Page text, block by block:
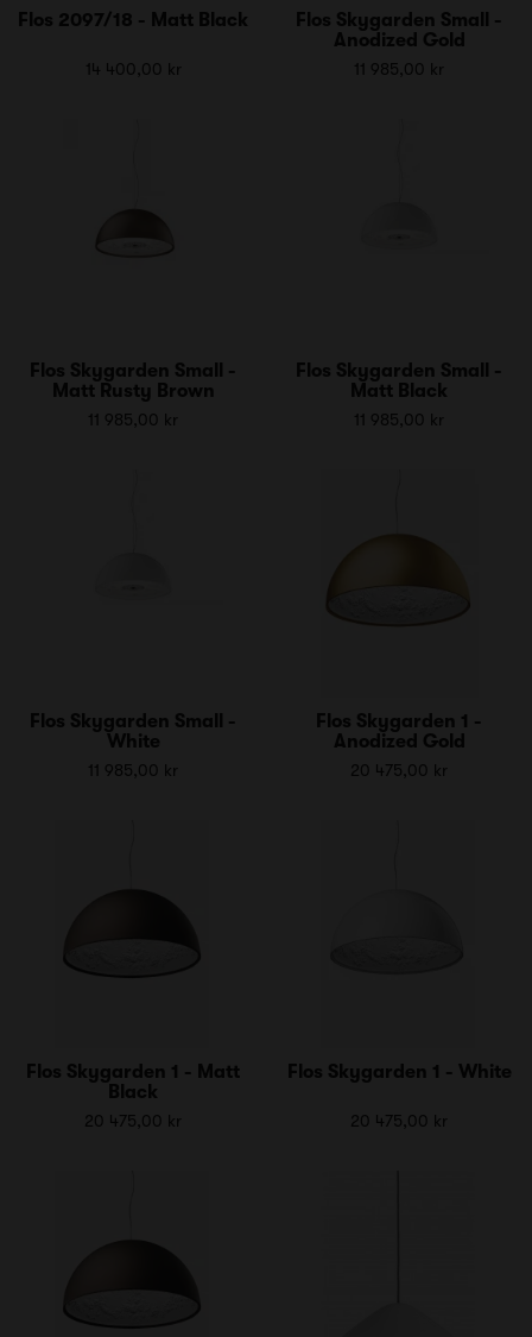
Flos 2097/18 - Matt Black
14 400,00 kr
Flos Skygarden Small -
Anodized Gold
11 985,00 kr
Flos Skygarden Small -
Matt Rusty Brown
11 985,00 kr
Flos Skygarden Small -
Matt Black
11 985,00 kr
Flos Skygarden Small -
White
11 985,00 kr
Flos Skygarden 1 -
Anodized Gold
20 475,00 kr
Flos Skygarden 1 - Matt
Black
20 475,00 kr
Flos Skygarden 1 - White
20 475,00 kr